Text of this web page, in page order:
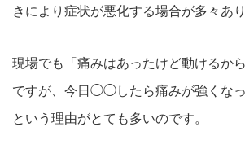
きにより症状が悪化する場合が多々あり
現場でも「痛みはあったけど動けるか
ですが、今日◯◯したら痛みが強くなっ
という理由がとても多いのです。